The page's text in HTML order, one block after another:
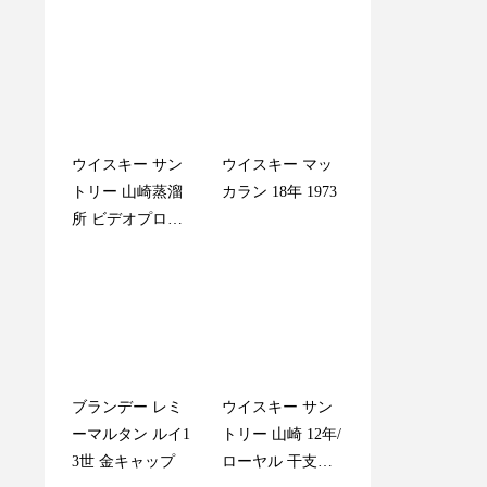
ウイスキー サン
トリー 山崎蒸溜
所 ビデオプロモ
ウイスキー マッ
カラン 18年 1973
ブランデー レミ
ーマルタン ルイ1
3世 金キャップ
ウイスキー サン
トリー 山崎 12年/
ローヤル 干支ボ
ウイスキー メル
シャン 軽井沢蒸
留所 ヴィンテー
ウイスキー サン
トリー 山崎 18年
ブランデー ヘネ
シー XO デキャン
タ/ナポレオン シ
ブランデー ヘネ
シー XO 金キャッ
プ クリア/グリー